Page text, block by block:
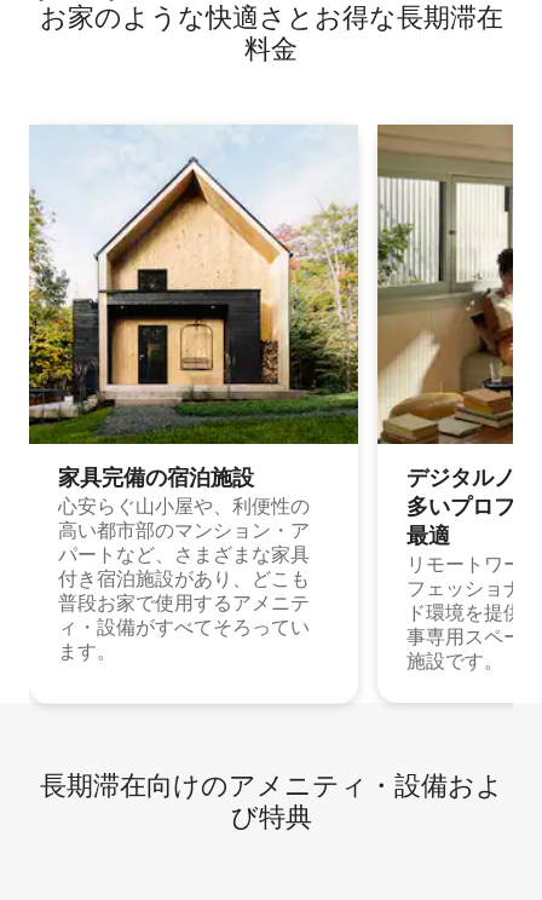
お家のような快⁠適⁠さ⁠とお⁠得⁠な長⁠期⁠滞⁠在
料⁠金
家具完備の宿⁠泊⁠施⁠設
心安らぐ山小屋や、利便性の
高い都市部のマンション・ア
パートなど、さまざまな家具
付き宿泊施設があり、どこも
普段お家で使用するアメニテ
ィ・設備がすべてそろってい
ます。
デジタルノ
多⁠いプ⁠ロ⁠フ⁠
最⁠適
リモートワー
フェッショナ
ド環境を提供
事専用スペー
施設です。
長期滞在向け⁠のア⁠メ⁠ニ⁠テ⁠ィ⁠・設⁠備⁠およ
び特⁠典